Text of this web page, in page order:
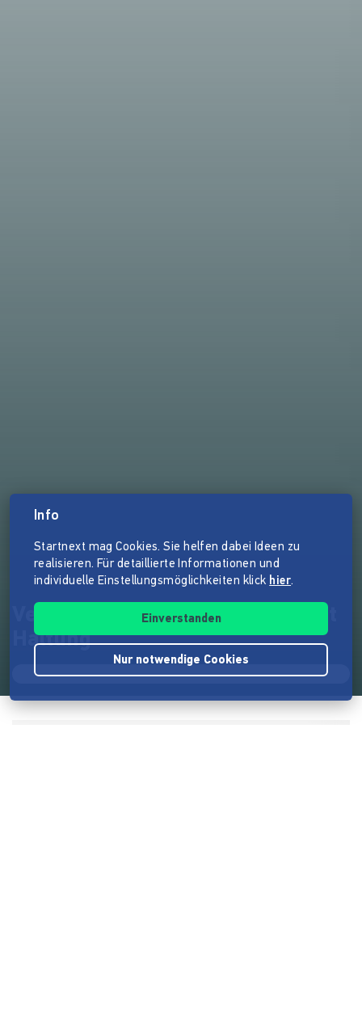
Veto Magazin: Journalismus mit
Haltung
Info
Startnext mag Cookies. Sie helfen dabei Ideen zu
realisieren. Für detaillierte Informationen und
individuelle Einstellungsmöglichkeiten klick hier.
Einverstanden
Nur notwendige Cookies